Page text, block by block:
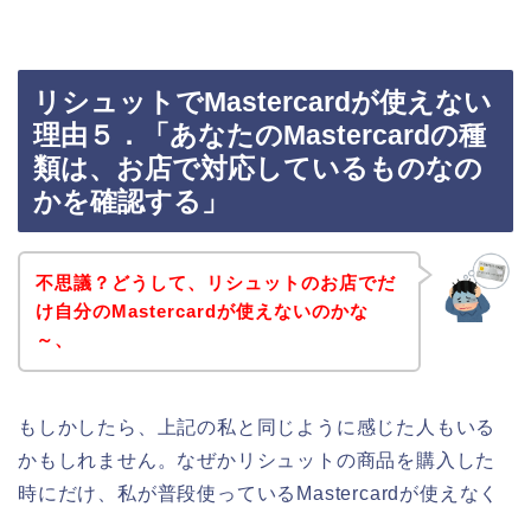
リシュットでMastercardが使えない
理由５．「あなたのMastercardの種
類は、お店で対応しているものなの
かを確認する」
不思議？どうして、リシュットのお店でだ
け自分のMastercardが使えないのかな
～、
もしかしたら、上記の私と同じように感じた人もいる
かもしれません。なぜかリシュットの商品を購入した
時にだけ、私が普段使っているMastercardが使えなく